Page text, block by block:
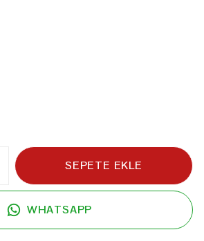
SEPETE EKLE
WHATSAPP